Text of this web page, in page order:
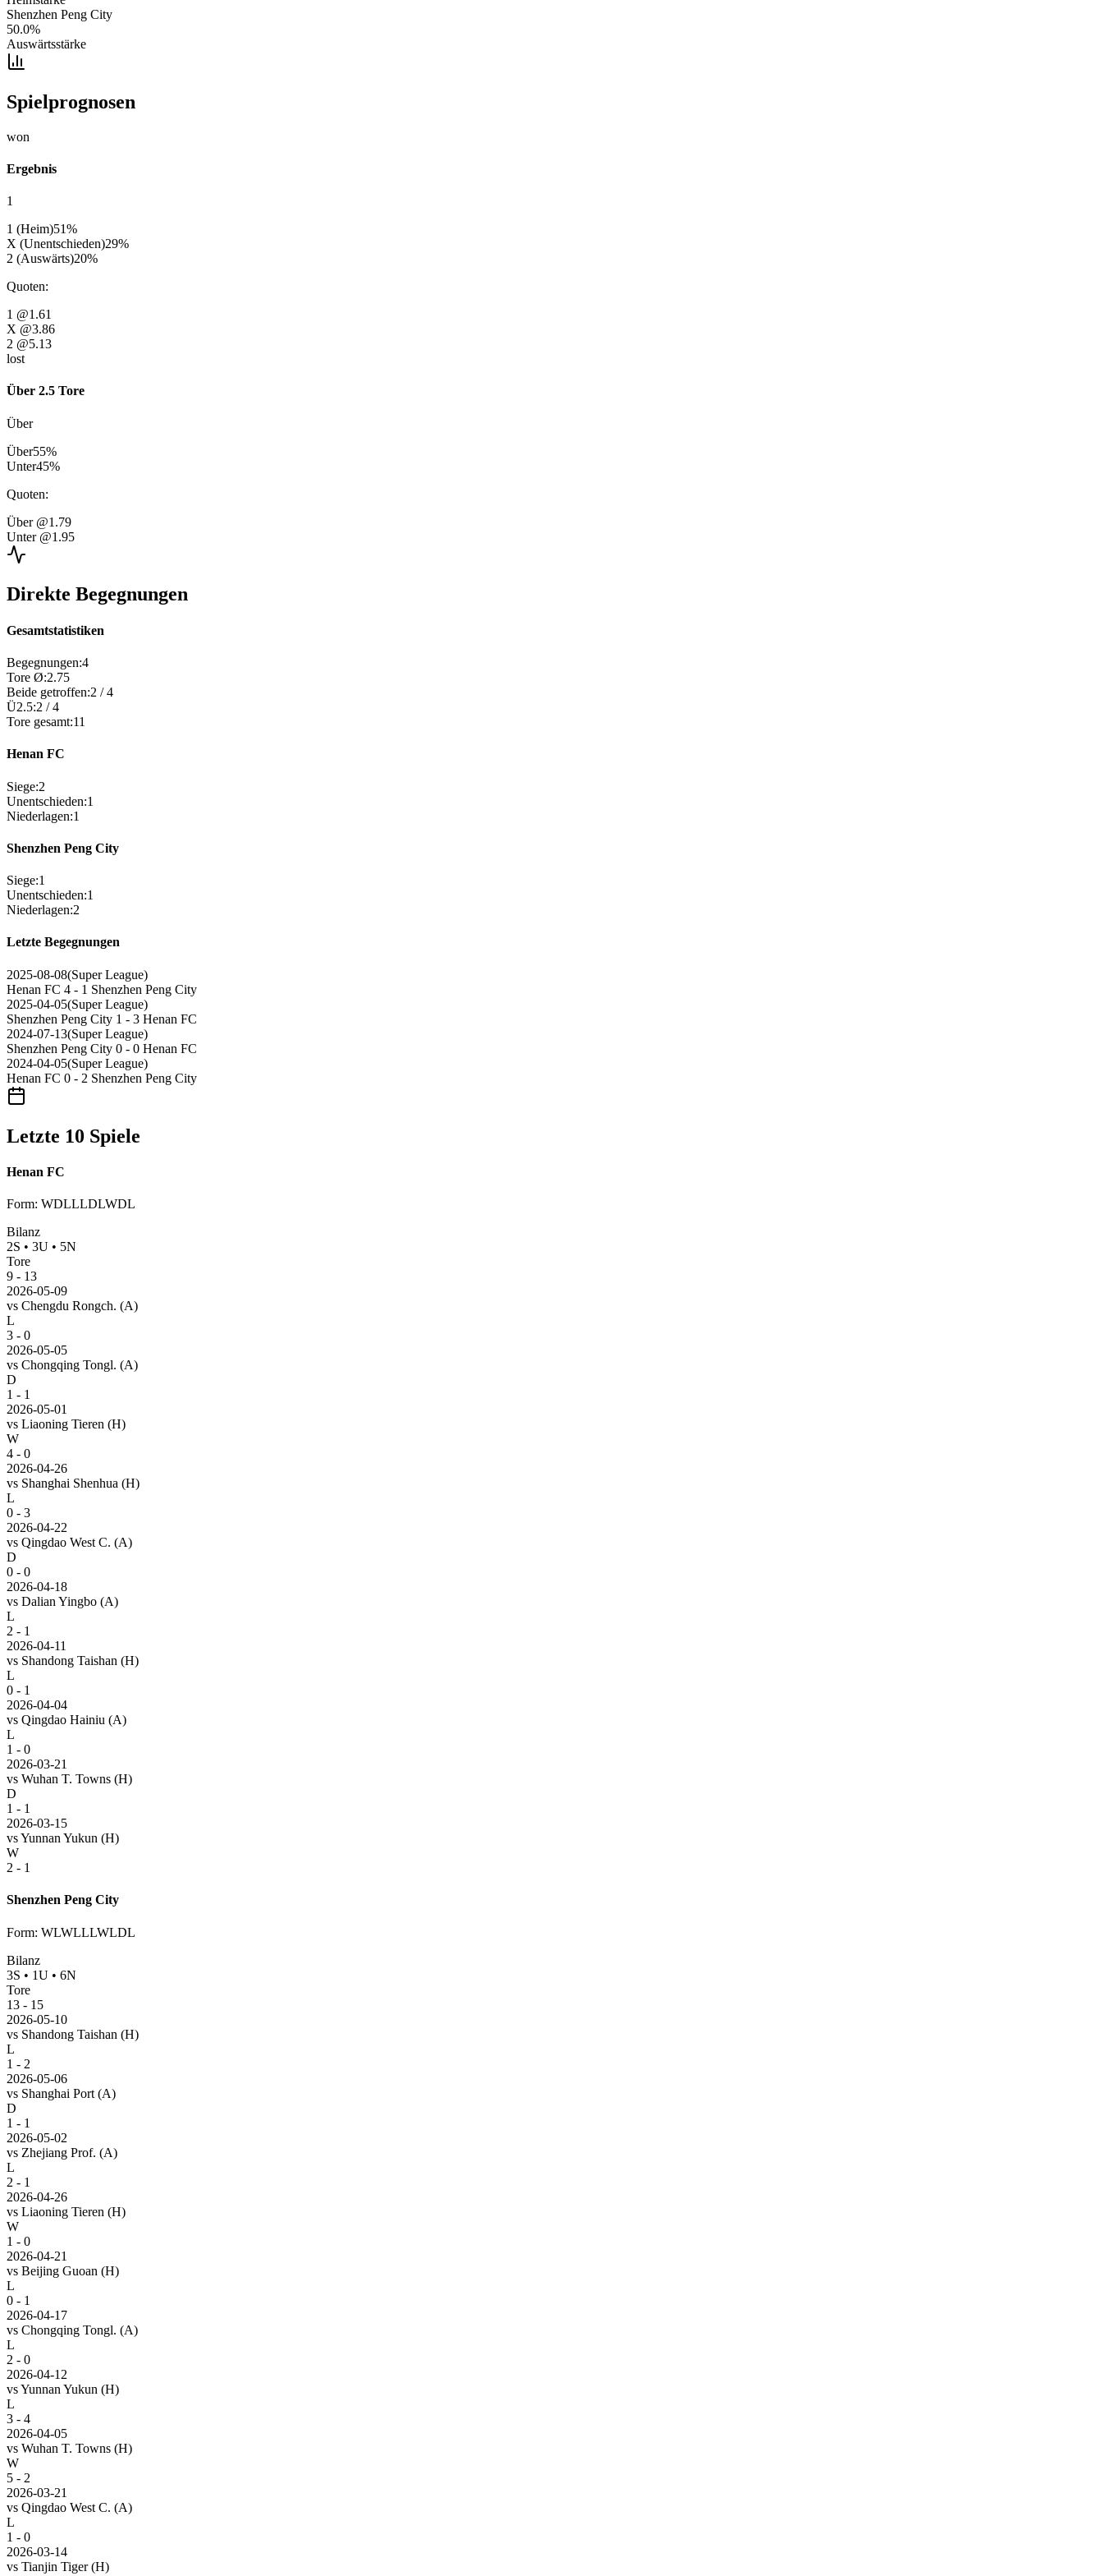
Shenzhen Peng City
50.0%
Auswärtsstärke
Spielprognosen
won
Ergebnis
1
1 (Heim)51%
X (Unentschieden)29%
2 (Auswärts)20%
Quoten:
1 @1.61
X @3.86
2 @5.13
lost
Über 2.5 Tore
Über
Über55%
Unter45%
Quoten:
Über @1.79
Unter @1.95
Direkte Begegnungen
Gesamtstatistiken
Begegnungen:4
Tore Ø:2.75
Beide getroffen:2 /4
Ü2.5:2 /4
Tore gesamt:11
Henan FC
Siege:2
Unentschieden:1
Niederlagen:1
Shenzhen Peng City
Siege:1
Unentschieden:1
Niederlagen:2
Letzte Begegnungen
2025-08-08(Super League)
Henan FC 4 - 1 Shenzhen Peng City
2025-04-05(Super League)
Shenzhen Peng City 1 - 3 Henan FC
2024-07-13(Super League)
Shenzhen Peng City 0 - 0 Henan FC
2024-04-05(Super League)
Henan FC 0 - 2 Shenzhen Peng City
Letzte 10 Spiele
Henan FC
Form: WDLLLDLWDL
Bilanz
2S • 3U • 5N
Tore
9 - 13
2026-05-09
vs Chengdu Rongch. (A)
L
3 - 0
2026-05-05
vs Chongqing Tongl. (A)
D
1 - 1
2026-05-01
vs Liaoning Tieren (H)
W
4 - 0
2026-04-26
vs Shanghai Shenhua (H)
L
0 - 3
2026-04-22
vs Qingdao West C. (A)
D
0 - 0
2026-04-18
vs Dalian Yingbo (A)
L
2 - 1
2026-04-11
vs Shandong Taishan (H)
L
0 - 1
2026-04-04
vs Qingdao Hainiu (A)
L
1 - 0
2026-03-21
vs Wuhan T. Towns (H)
D
1 - 1
2026-03-15
vsYunnan Yukun (H)
W
2 - 1
Shenzhen Peng City
Form: WLWLLLWLDL
Bilanz
3S • 1U • 6N
Tore
13 - 15
2026-05-10
vs Shandong Taishan (H)
L
1 - 2
2026-05-06
vs Shanghai Port (A)
D
1 - 1
2026-05-02
vs Zhejiang Prof. (A)
L
2 - 1
2026-04-26
vs Liaoning Tieren (H)
W
1 - 0
2026-04-21
vs Beijing Guoan (H)
L
0 - 1
2026-04-17
vs Chongqing Tongl. (A)
L
2 - 0
2026-04-12
vsYunnan Yukun (H)
L
3 - 4
2026-04-05
vs Wuhan T. Towns (H)
W
5 - 2
2026-03-21
vs Qingdao West C. (A)
L
1 - 0
2026-03-14
vs Tianjin Tiger (H)